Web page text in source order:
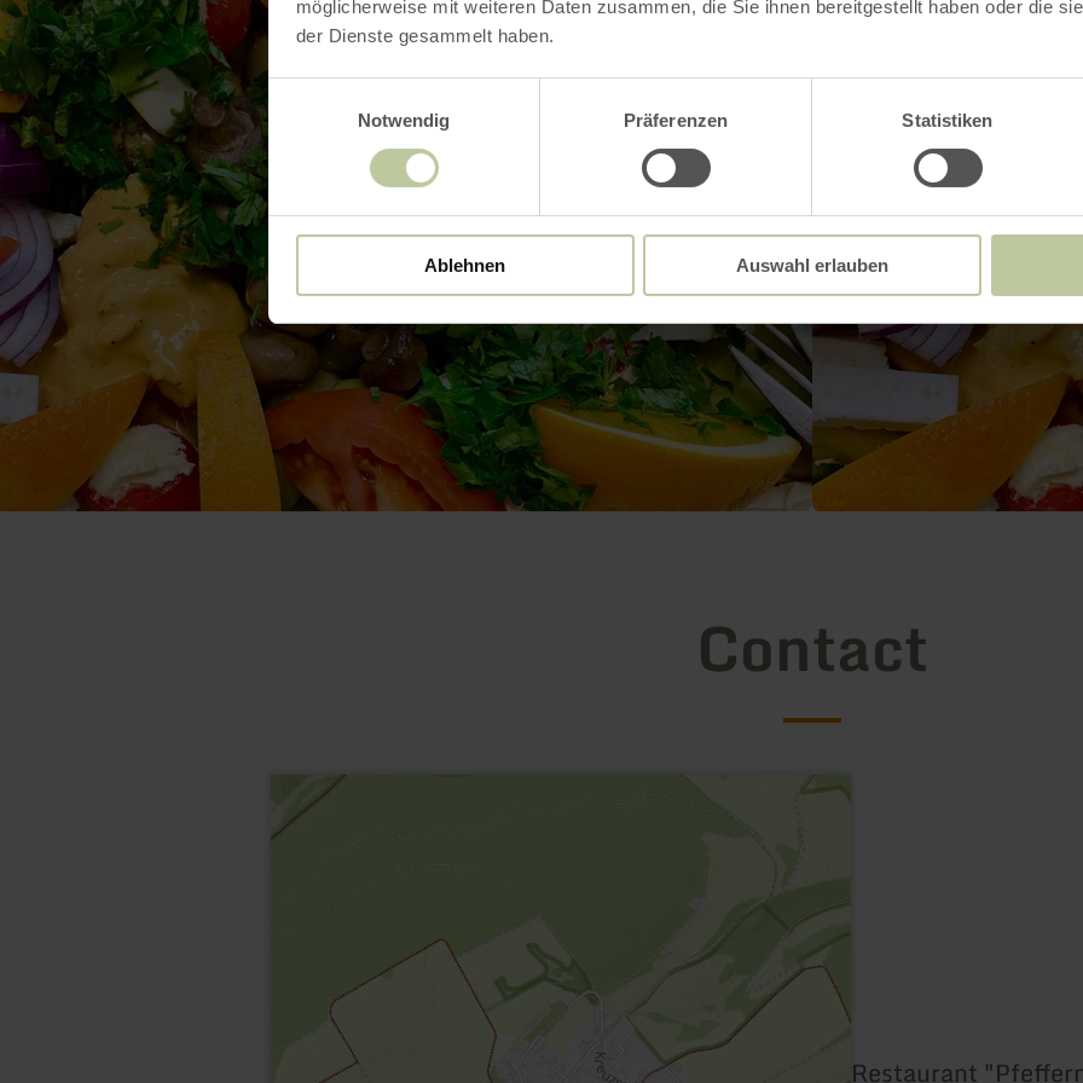
möglicherweise mit weiteren Daten zusammen, die Sie ihnen bereitgestellt haben oder die
der Dienste gesammelt haben.
Notwendig
Präferenzen Statistiken
Ablehnen Auswahl erlauben
Contact
Restaurant